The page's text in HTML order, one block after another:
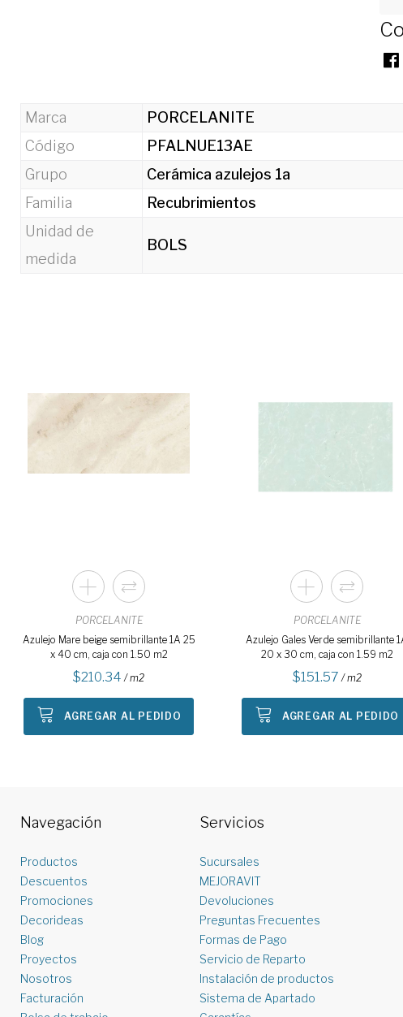
Marca
PORCELANITE
Código
PFALNUE13AE
Grupo
Cerámica azulejos 1a
Familia
Recubrimientos
Unidad de
medida
BOLS
PORCELANITE
Azulejo Mare beige semibrillante 1A 25
x 40 cm, caja con 1.50 m2
210.34 / m2
AGREGAR AL PEDIDO
PORCELANITE
Azulejo Gales Verde semibrillante
20 x 30 cm, caja con 1.59 m2
151.57 / m2
AGREGAR AL PEDIDO
Navegación
Productos
Descuentos
Promociones
Decorideas
Blog
Proyectos
Nosotros
Facturación
Servicios
Sucursales
MEJORAVIT
Devoluciones
Preguntas Frecuentes
Formas de Pago
Servicio de Reparto
Instalación de productos
Sistema de Apartado